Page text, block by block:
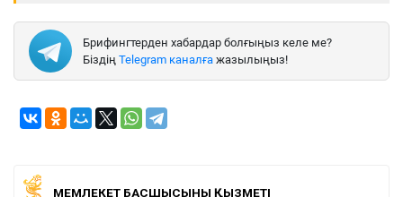
Брифингтерден хабардар болғыңыз келе ме?
Біздің Telegram каналға жазылыңыз!
МЕМЛЕКЕТ БАСШЫСЫНЫҢ ҚЫЗМЕТІ